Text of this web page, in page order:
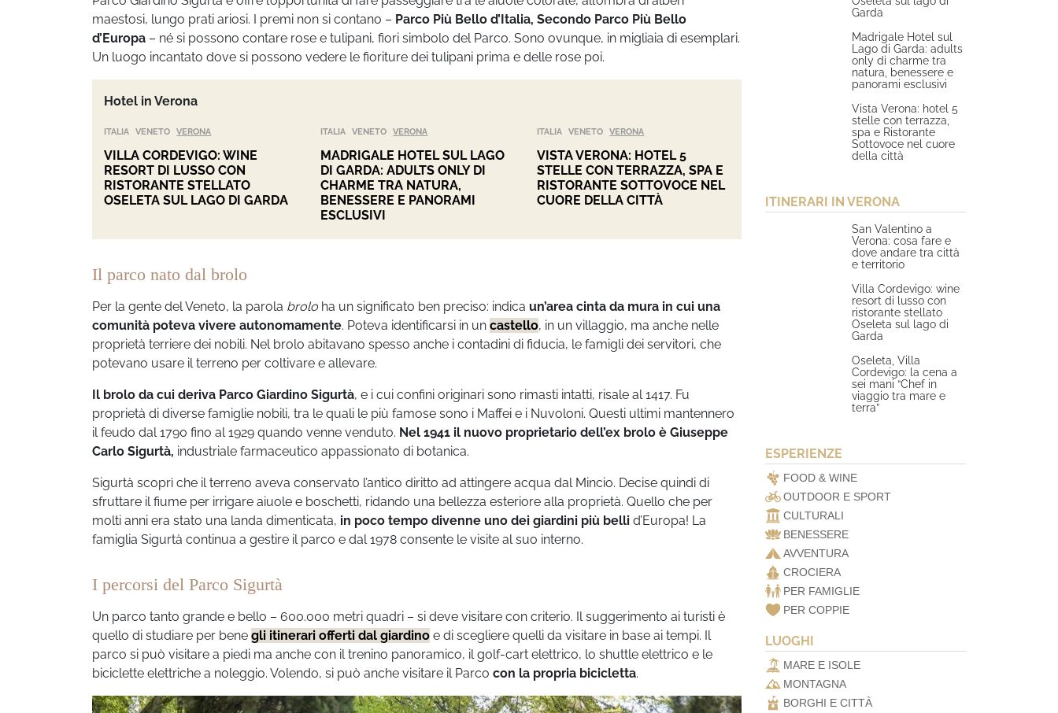
maestosi, lungo prati ariosi. I premi non si contano – Parco Più Bello d’Italia, Secondo Parco Più Bello
d’Europa – né si possono contare rose e tulipani, fiori simbolo del Parco. Sono ovunque, in migliaia di esemplari.
Un luogo incantato dove si possono vedere le fioriture dei tulipani prima e delle rose poi.
Hotel in Verona
ITALIA VENETO VERONA
VILLA CORDEVIGO: WINE
RESORT DI LUSSO CON
RISTORANTE STELLATO
OSELETA SUL LAGO DI GARDA
ITALIA VENETO VERONA
MADRIGALE HOTEL SUL LAGO
DI GARDA: ADULTS ONLY DI
CHARME TRA NATURA,
BENESSERE E PANORAMI
ESCLUSIVI
ITALIA VENETO VERONA
VISTA VERONA: HOTEL 5
STELLE CON TERRAZZA, SPA E
RISTORANTE SOTTOVOCE NEL
CUORE DELLA CITTÀ
Il parco nato dal brolo
Per la gente del Veneto, la parola brolo ha un significato ben preciso: indica un’area cinta da mura in cui una
comunità poteva vivere autonomamente. Poteva identificarsi in un castello, in un villaggio, ma anche nelle
proprietà terriere dei nobili. Nel brolo abitavano spesso anche i contadini di fiducia, le famigli dei servitori, che
potevano usare il terreno per coltivare e allevare.
Il brolo da cui deriva Parco Giardino Sigurtà, e i cui confini originari sono rimasti intatti, risale al 1417. Fu
proprietà di diverse famiglie nobili, tra le quali le più famose sono i Maffei e i Nuvoloni. Questi ultimi mantennero
il feudo dal 1790 fino al 1929 quando venne venduto. Nel 1941 il nuovo proprietario dell’ex brolo è Giuseppe
Carlo Sigurtà, industriale farmaceutico appassionato di botanica.
Sigurtà scoprì che il terreno aveva conservato l’antico diritto ad attingere acqua dal Mincio. Decise quindi di
sfruttare il fiume per irrigare aiuole e boschetti, ridando una bellezza esteriore alla proprietà. Quello che per
molti anni era stato una landa dimenticata, in poco tempo divenne uno dei giardini più belli d’Europa! La
famiglia Sigurtà continua a gestire il parco e dal 1978 consente le visite al suo interno.
I percorsi del Parco Sigurtà
Un parco tanto grande e bello – 600.000 metri quadri – si deve visitare con criterio. Il suggerimento ai turisti è
quello di studiare per bene gli itinerari offerti dal giardino e di scegliere quelli da visitare in base ai tempi. Il
parco si può visitare a piedi ma anche con il trenino panoramico, il golf-cart elettrico, lo shuttle elettrico e le
biciclette elettriche a noleggio. Volendo, si può anche visitare il Parco con la propria bicicletta.
Garda
Madrigale Hotel sul
Lago di Garda: adults
only di charme tra
natura, benessere e
panorami esclusivi
Vista Verona: hotel 5
stelle con terrazza,
spa e Ristorante
Sottovoce nel cuore
della città
ITINERARI IN VERONA
San Valentino a
Verona: cosa fare e
dove andare tra città
e territorio
Villa Cordevigo: wine
resort di lusso con
ristorante stellato
Oseleta sul lago di
Garda
Oseleta, Villa
Cordevigo: la cena a
sei mani “Chef in
viaggio tra mare e
terra”
ESPERIENZE
FOOD & WINE
OUTDOOR E SPORT
CULTURALI
BENESSERE
AVVENTURA
CROCIERA
PER FAMIGLIE
PER COPPIE
LUOGHI
MARE E ISOLE
MONTAGNA
BORGHI E CITTÀ